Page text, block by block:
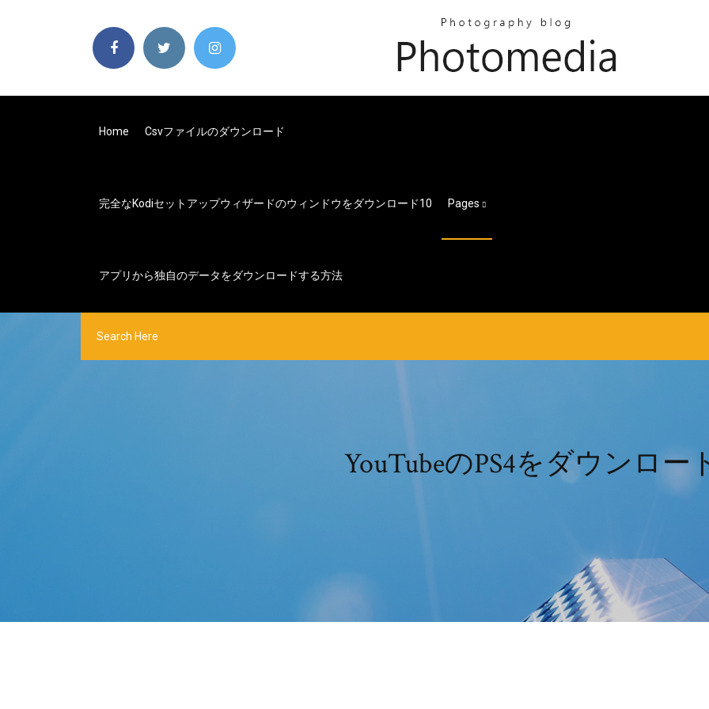
Home Csvファイルのダウンロード
完全なkodiセットアップウィザードのウィンドウをダウンロード10 Pages
アプリから独自のデータをダウンロードする方法
YouTubeのPS4をダウンロー